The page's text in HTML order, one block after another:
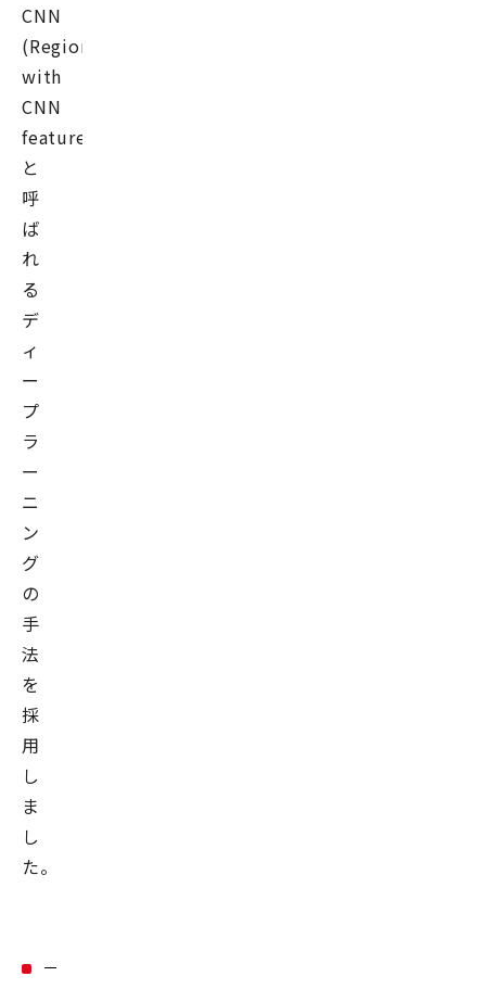
CNN
(Regions
with
CNN
features)
と
呼
ば
れ
る
デ
ィ
ー
プ
ラ
ー
ニ
ン
グ
の
手
法
を
採
用
し
ま
し
た。